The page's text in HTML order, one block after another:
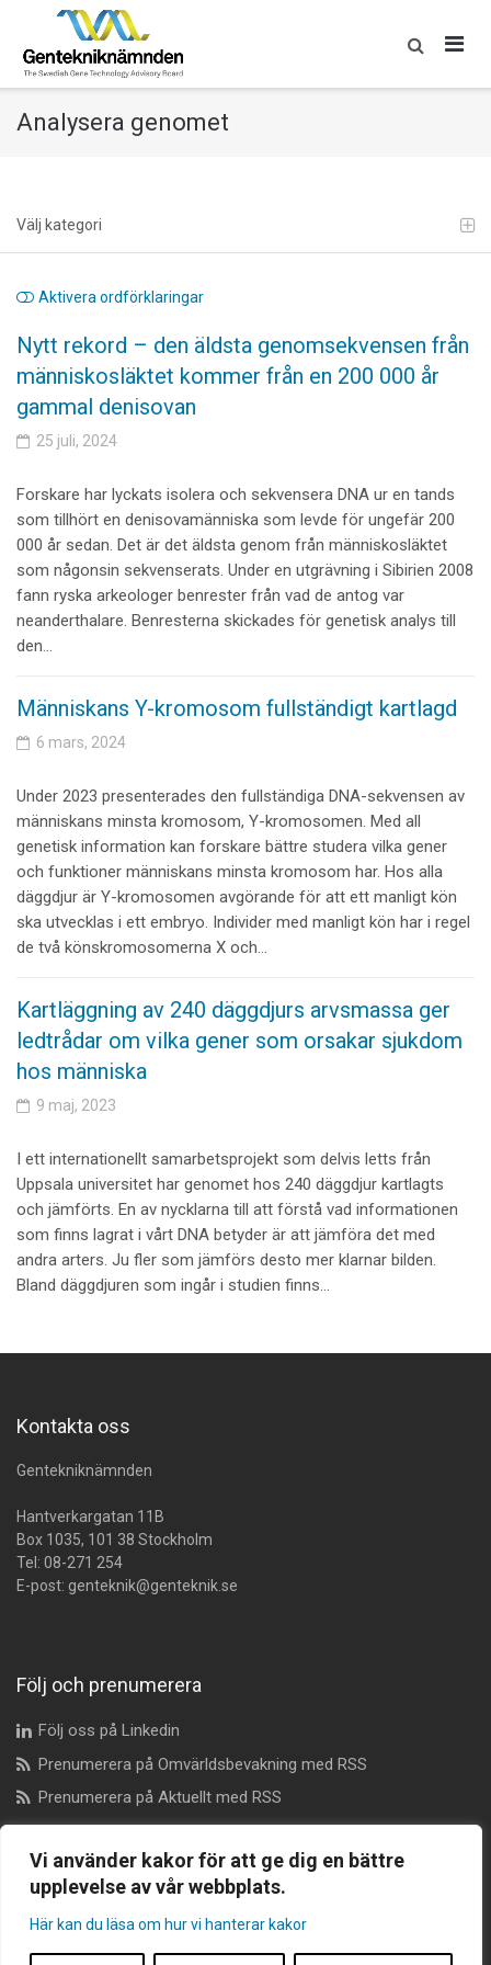
Vi använder kakor för att ge dig en bättre
upplevelse av vår webbplats.
Här kan du läsa om hur vi hanterar kakor
content
Analysera genomet
Välj kategori
Aktivera ordförklaringar
Nytt rekord – den äldsta genomsekvensen från
människosläktet kommer från en 200 000 år
gammal denisovan
25 juli, 2024
Forskare har lyckats isolera och sekvensera DNA ur en tands
som tillhört en denisovamänniska som levde för ungefär 200
000 år sedan. Det är det äldsta genom från människosläktet
som någonsin sekvenserats. Under en utgrävning i Sibirien 2008
fann ryska arkeologer benrester från vad de antog var
neanderthalare. Benresterna skickades för genetisk analys till
den…
Människans Y-kromosom fullständigt kartlagd
6 mars, 2024
Under 2023 presenterades den fullständiga DNA-sekvensen av
människans minsta kromosom, Y-kromosomen. Med all
genetisk information kan forskare bättre studera vilka gener
och funktioner människans minsta kromosom har. Hos alla
däggdjur är Y-kromosomen avgörande för att ett manligt kön
ska utvecklas i ett embryo. Individer med manligt kön har i regel
de två könskromosomerna X och…
Kartläggning av 240 däggdjurs arvsmassa ger
ledtrådar om vilka gener som orsakar sjukdom
hos människa
9 maj, 2023
I ett internationellt samarbetsprojekt som delvis letts från
Uppsala universitet har genomet hos 240 däggdjur kartlagts
och jämförts. En av nycklarna till att förstå vad informationen
som finns lagrat i vårt DNA betyder är att jämföra det med
andra arters. Ju fler som jämförs desto mer klarnar bilden.
Bland däggdjuren som ingår i studien finns…
Kontakta oss
Gentekniknämnden
Hantverkargatan 11B
Box 1035, 101 38 Stockholm
Tel: 08-271 254
E-post: genteknik@genteknik.se
Följ och prenumerera
Följ oss på Linkedin
Prenumerera på Omvärldsbevakning med RSS
Prenumerera på Aktuellt med RSS
Dataskyddsombud
dataskyddsombudet@genteknik.se